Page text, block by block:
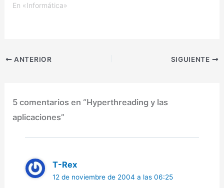
que obtienen los
beta, es muy estable.Sin
En «Informática»
ANTERIOR SIGUIENTE
5 comentarios en “Hyperthreading y las
aplicaciones”
T-Rex
12 de noviembre de 2004 a las 06:25